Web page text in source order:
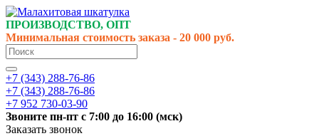
ПРОИЗВОДСТВО, ОПТ
Минимальная стоимость заказа - 20 000 руб.
+7 (343) 288-76-86
+7 (343) 288-76-86
+7 952 730-03-90
Звоните пн-пт с 7:00 до 16:00 (мск)
Заказать звонок